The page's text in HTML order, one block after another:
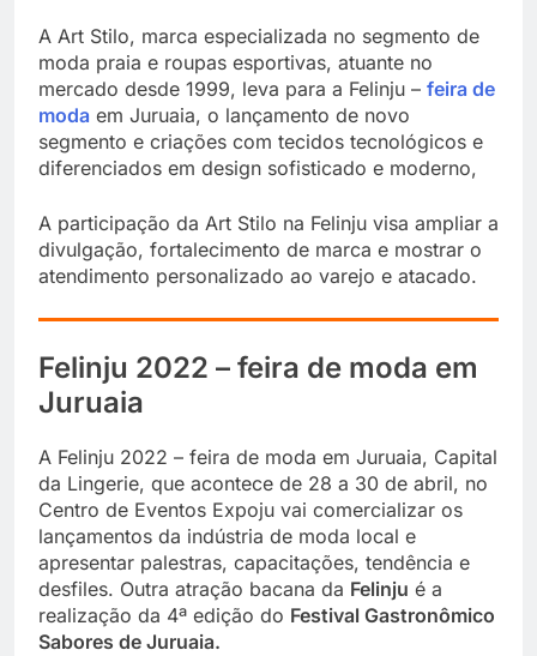
A Art Stilo, marca especializada no segmento de
moda praia e roupas esportivas, atuante no
mercado desde 1999, leva para a Felinju – feira de
moda em Juruaia, o lançamento de novo
segmento e criações com tecidos tecnológicos e
diferenciados em design sofisticado e moderno,
A participação da Art Stilo na Felinju visa ampliar a
divulgação, fortalecimento de marca e mostrar o
atendimento personalizado ao varejo e atacado.
Felinju 2022 – feira de moda em
Juruaia
A Felinju 2022 – feira de moda em Juruaia, Capital
da Lingerie, que acontece de 28 a 30 de abril, no
Centro de Eventos Expoju vai comercializar os
lançamentos da indústria de moda local e
apresentar palestras, capacitações, tendência e
desfiles. Outra atração bacana da Felinju é a
realização da 4ª edição do Festival Gastronômico
Sabores de Juruaia.